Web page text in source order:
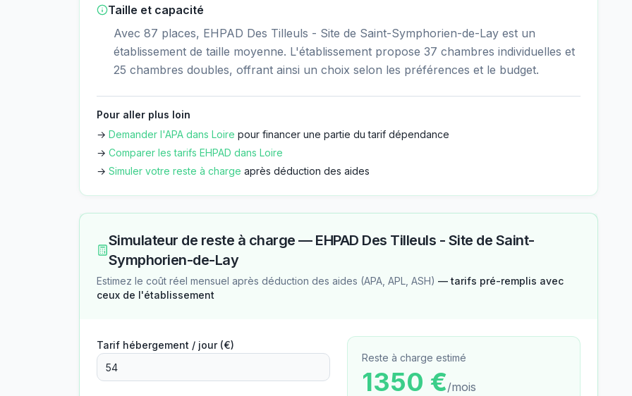
Taille et capacité
Avec 87 places, EHPAD Des Tilleuls - Site de Saint-Symphorien-de-Lay est un
établissement de taille moyenne. L'établissement propose 37 chambres individuelles et
25 chambres doubles, offrant ainsi un choix selon les préférences et le budget.
Pour aller plus loin
→ Demander l'APA dans Loire pour financer une partie du tarif dépendance
→ Comparer les tarifs EHPAD dans Loire
→ Simuler votre reste à charge après déduction des aides
Simulateur de reste à charge — EHPAD Des Tilleuls - Site de Saint-
Symphorien-de-Lay
Estimez le coût réel mensuel après déduction des aides (APA, APL, ASH) — tarifs pré-remplis avec
ceux de l'établissement
Tarif hébergement / jour (€)
Reste à charge estimé
1350 €/mois